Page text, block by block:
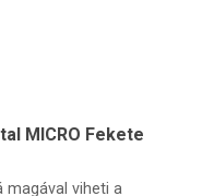
MICRO Fekete
magával viheti a